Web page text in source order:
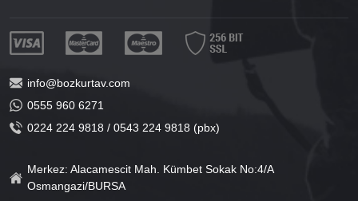
info@bozkurtav.com
0555 960 6271
0224 224 9818 / 0543 224 9818 (pbx)
Merkez: Alacamescit Mah. Kümbet Sokak No:4/A
Osmangazi/BURSA